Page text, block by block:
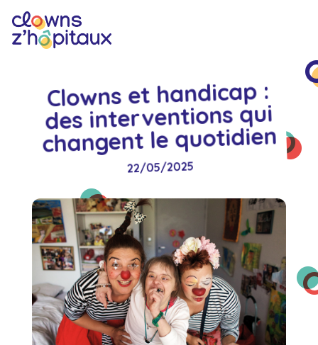
Clowns et handicap :
des interventions qui
changent le quotidien
22/05/2025